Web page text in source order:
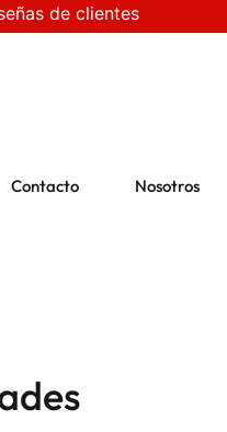
de clientes
Contacto Nosotros